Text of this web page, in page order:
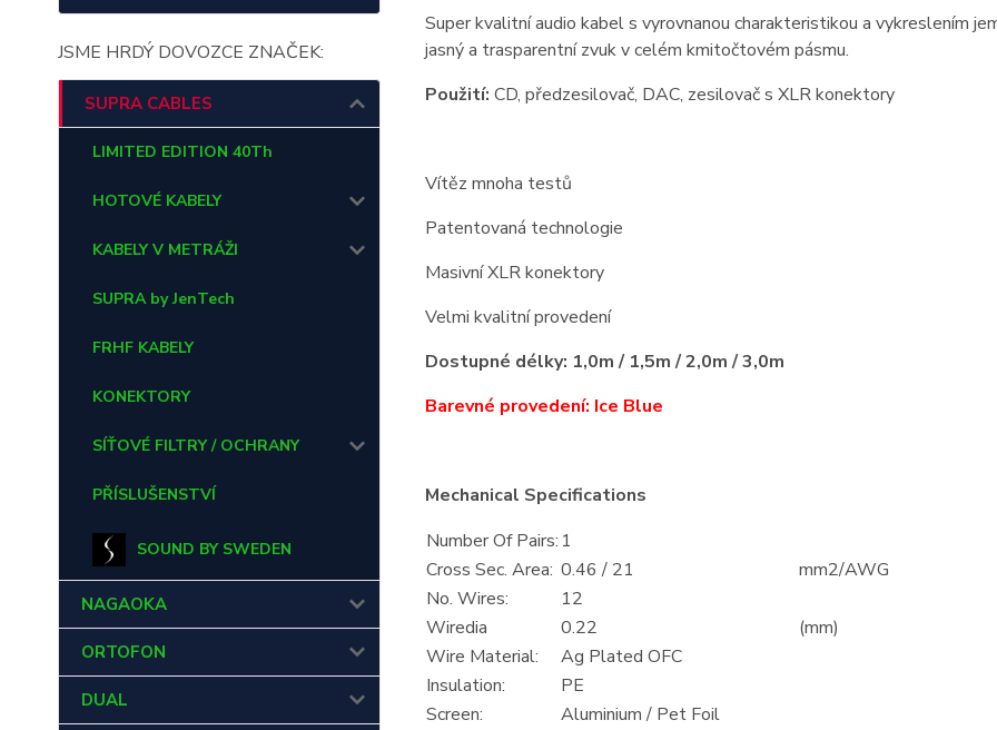
JSME HRDÝ DOVOZCE ZNAČEK:
SUPRA CABLES
LIMITED EDITION 40Th
HOTOVÉ KABELY
KABELY V METRÁŽI
SUPRA by JenTech
FRHF KABELY
KONEKTORY
SÍŤOVÉ FILTRY / OCHRANY
PŘÍSLUŠENSTVÍ
SOUND BY SWEDEN
NAGAOKA
ORTOFON
DUAL
Super kvalitní audio kabel s vyrovnanou charakteristikou a vykreslením
jasný a trasparentní zvuk v celém kmitočtovém pásmu.
Použití: CD, předzesilovač, DAC, zesilovač s XLR konektory
Vítěz mnoha testů
Patentovaná technologie
Masivní XLR konektory
Velmi kvalitní provedení
Dostupné délky: 1,0m / 1,5m / 2,0m / 3,0m
Barevné provedení: Ice Blue
Mechanical Specifications
Number Of Pairs: 1
Cross Sec. Area: 0.46 / 21
mm2/AWG
No. Wires:
12
Wiredia
0.22
(mm)
Wire Material:
Ag Plated OFC
Insulation:
PE
Screen:
Aluminium / Pet Foil